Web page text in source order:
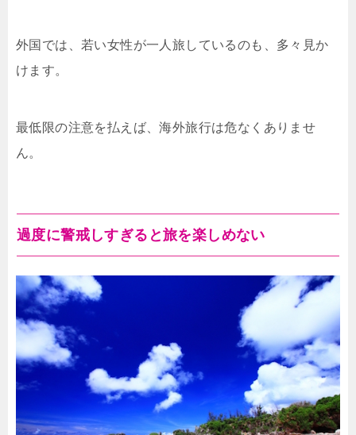
外国では、若い女性が一人旅しているのも、多々見か
けます。
最低限の注意を払えば、海外旅行は危なくありませ
ん。
過度に警戒しすぎると旅を楽しめない